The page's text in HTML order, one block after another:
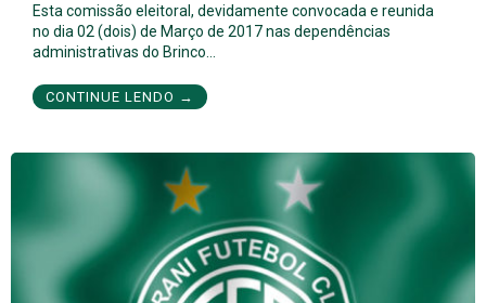
Esta comissão eleitoral, devidamente convocada e reunida
no dia 02 (dois) de Março de 2017 nas dependências
administrativas do Brinco…
CONTINUE LENDO →